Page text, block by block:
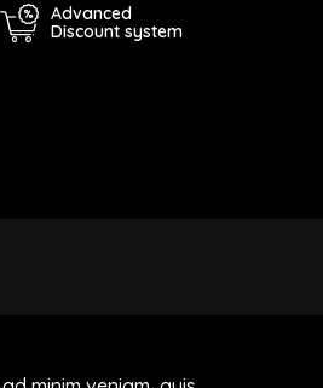
Advanced
Discount system